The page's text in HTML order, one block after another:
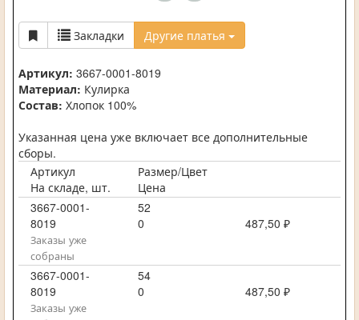
Закладки Другие платья
Артикул: 3667-0001-8019
Материал: Кулирка
Состав: Хлопок 100%
Указанная цена уже включает все дополнительные
сборы.
Артикул
Размер/Цвет
На складе, шт.
Цена
3667-0001-
8019
52
0
487,50 ₽
Заказы уже
собраны
3667-0001-
8019
54
0
487,50 ₽
Заказы уже